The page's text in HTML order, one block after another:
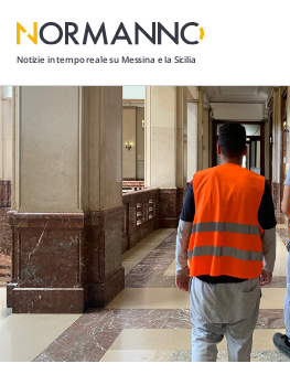
Notizie in tempo reale su Messina e la Sicilia
Attualità
Cronaca
Politica
Cultura
Lavoro
Società